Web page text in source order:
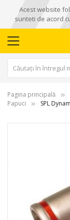
Acest website
sunteti de acord
Pagina principală
Papuci
SPL